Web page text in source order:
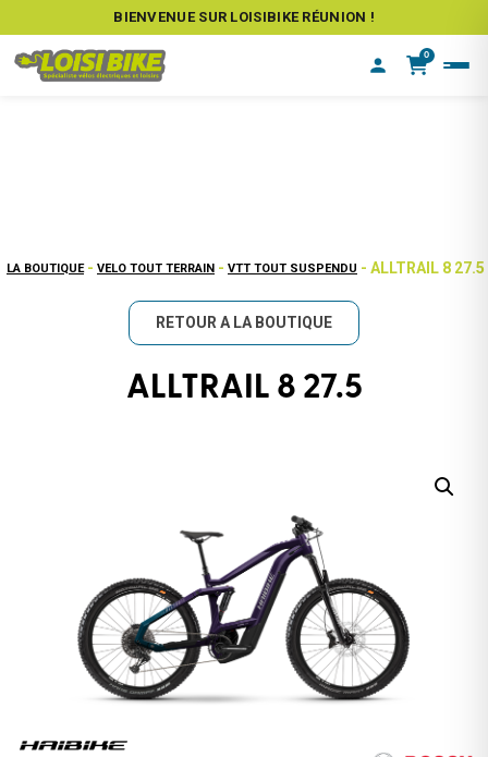
BIENVENUE SUR LOISIBIKE RÉUNION !
0
LA BOUTIQUE - VELO TOUT TERRAIN - VTT TOUT SUSPENDU - ALLTRAIL 8 27.5
RETOUR A LA BOUTIQUE
ALLTRAIL 8 27.5